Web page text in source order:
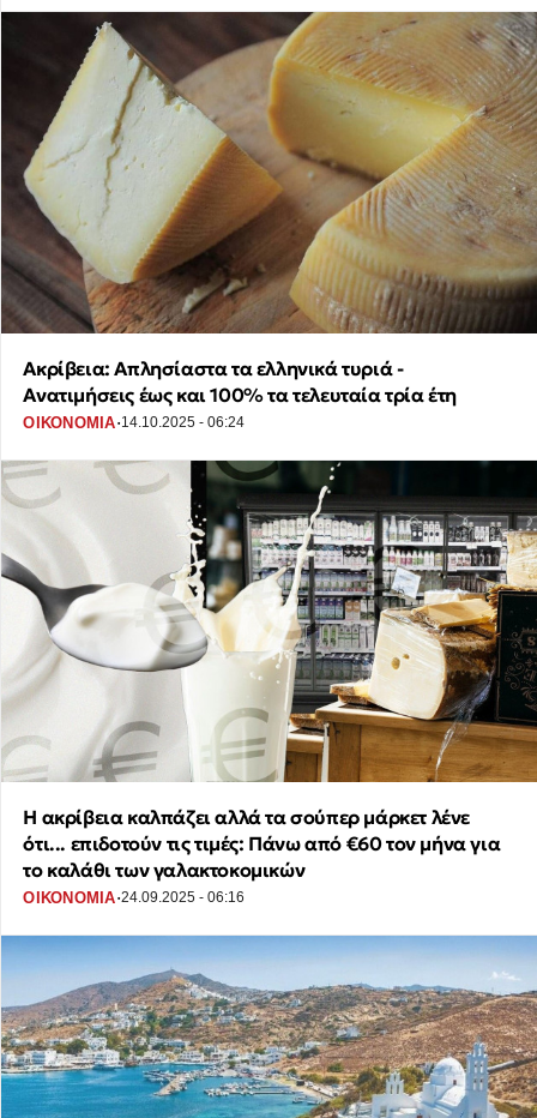
Ακρίβεια: Απλησίαστα τα ελληνικά τυριά -
Ανατιμήσεις έως και 100% τα τελευταία τρία έτη
ΟΙΚΟΝΟΜΙΑ·14.10.2025 - 06:24
Η ακρίβεια καλπάζει αλλά τα σούπερ μάρκετ λένε
ότι... επιδοτούν τις τιμές: Πάνω από €60 τον μήνα για
το καλάθι των γαλακτοκομικών
ΟΙΚΟΝΟΜΙΑ·24.09.2025 - 06:16